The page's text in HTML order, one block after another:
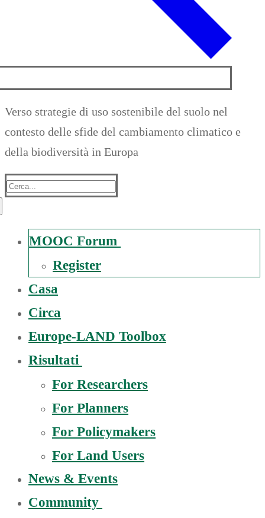
Verso strategie di uso sostenibile del suolo nel
contesto delle sfide del cambiamento climatico e
della biodiversità in Europa
Suche
MOOC Forum
Register
Casa
Circa
Europe-LAND Toolbox
Risultati
For Researchers
For Planners
For Policymakers
For Land Users
News & Events
Community